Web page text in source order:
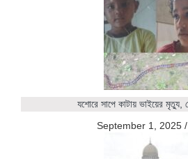
যশোরে সাপে কাটায় ভাইয়ের মৃত্যু,
September 1, 2025 /